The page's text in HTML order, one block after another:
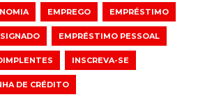
EMPREGO EMPRÉSTIMO
EMPRÉSTIMO PESSOAL
INSCREVA-SE
DE CRÉDITO